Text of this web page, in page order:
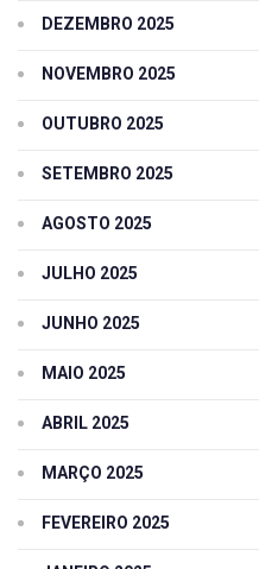
DEZEMBRO 2025
NOVEMBRO 2025
OUTUBRO 2025
SETEMBRO 2025
AGOSTO 2025
JULHO 2025
JUNHO 2025
MAIO 2025
ABRIL 2025
MARÇO 2025
FEVEREIRO 2025